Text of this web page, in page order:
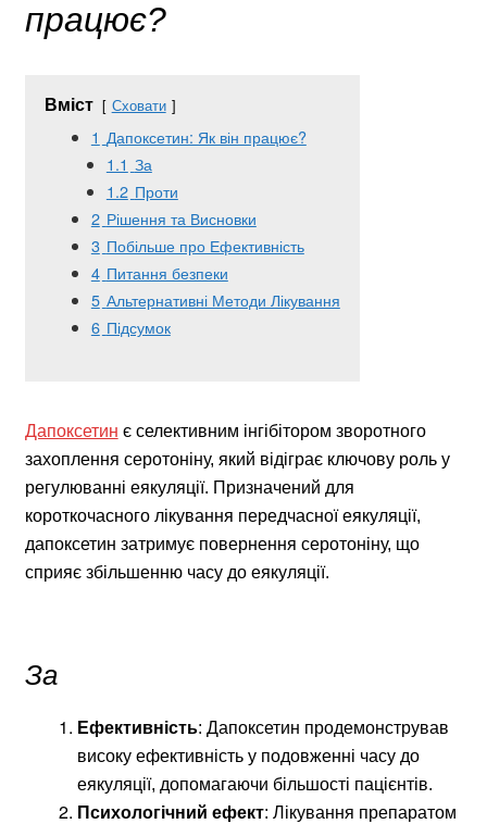
працює?
Вміст Сховати
1 Дапоксетин: Як він працює?
1.1 За
1.2 Проти
2 Рішення та Висновки
3 Побільше про Ефективність
4 Питання безпеки
5 Альтернативні Методи Лікування
6 Підсумок
Дапоксетин є селективним інгібітором зворотного
захоплення серотоніну, який відіграє ключову роль у
регулюванні еякуляції. Призначений для
короткочасного лікування передчасної еякуляції,
дапоксетин затримує повернення серотоніну, що
сприяє збільшенню часу до еякуляції.
За
Ефективність: Дапоксетин продемонстрував
високу ефективність у подовженні часу до
еякуляції, допомагаючи більшості пацієнтів.
Психологічний ефект: Лікування препаратом